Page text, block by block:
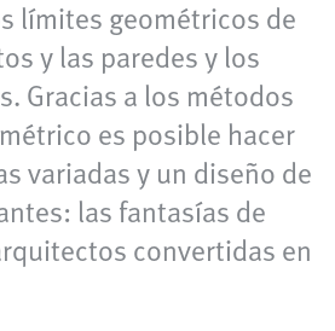
límites geométricos de
y las paredes y los
Gracias a los métodos
es posible hacer
variadas y un diseño de
las fantasías de
convertidas en